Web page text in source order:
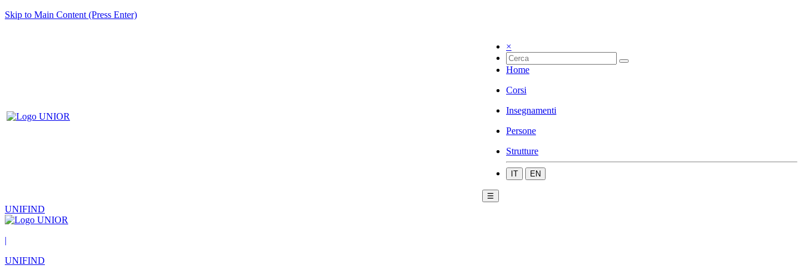
Skip to Main Content (Press Enter)
×
Home
Corsi
Insegnamenti
Persone
Strutture
IT EN
☰
UNIFIND
|
UNIFIND